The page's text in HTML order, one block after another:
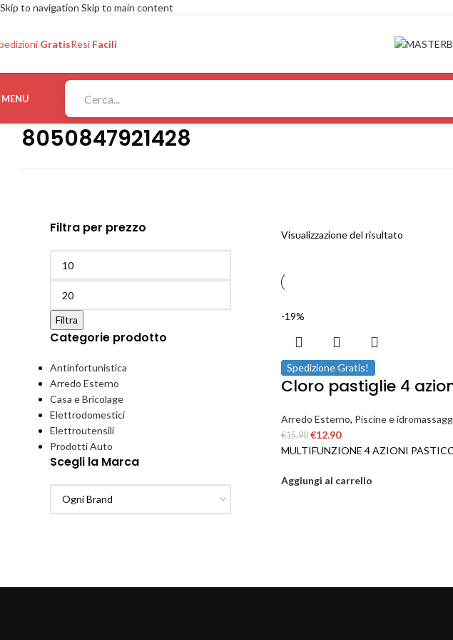
Skip to navigation Skip to main content
GratisResi Facili
MENU
8050847921428
Filtra per prezzo
Filtra
Categorie prodotto
Antinfortunistica
Arredo Esterno
Casa e Bricolage
Elettrodomestici
Elettroutensili
Prodotti Auto
Scegli la Marca
Visualizzazione del risultato
-19%
Spedizione Gratis!
Cloro pastiglie 4
Arredo Esterno, Piscine e
€15.90 €12.90
MULTIFUNZIONE 4 AZIONI
Aggiungi al carrello